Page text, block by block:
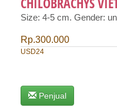
Size: 4-5 cm. Gender:
Rp.300.000
USD24
Penjual